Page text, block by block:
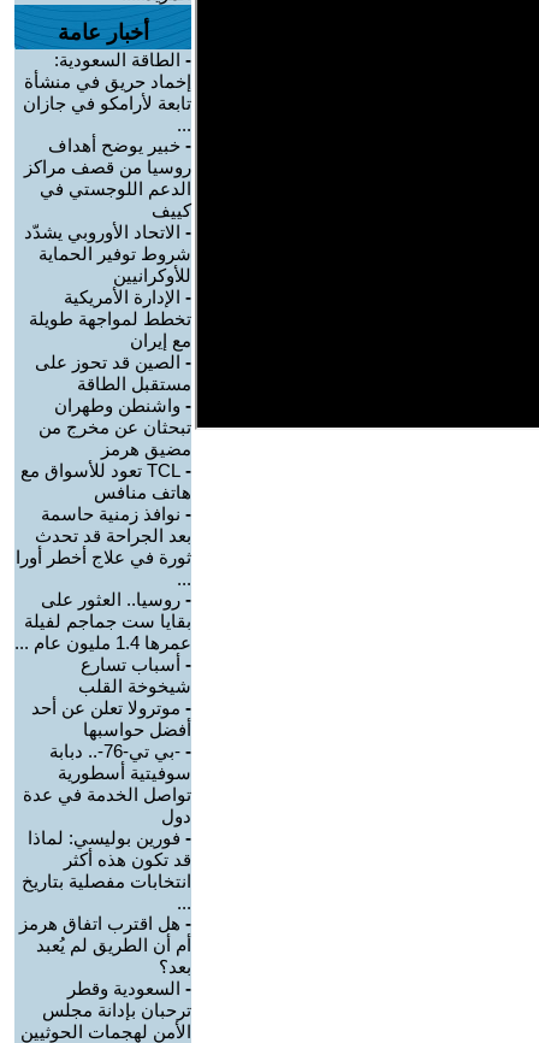
أخبار عامة
- الطاقة السعودية:
إخماد حريق في منشأة
تابعة لأرامكو في جازان
...
- خبير يوضح أهداف
روسيا من قصف مراكز
الدعم اللوجستي في
كييف
- الاتحاد الأوروبي يشدّد
شروط توفير الحماية
للأوكرانيين
- الإدارة الأمريكية
تخطط لمواجهة طويلة
مع إيران
- الصين قد تحوز على
مستقبل الطاقة
- واشنطن وطهران
تبحثان عن مخرج من
مضيق هرمز
-
TCL تعود للأسواق مع
هاتف منافس
- نوافذ زمنية حاسمة
بعد الجراحة قد تحدث
ثورة في علاج أخطر أورا
...
- روسيا.. العثور على
بقايا ست جماجم لفيلة
عمرها 1.4 مليون عام ...
- أسباب تسارع
شيخوخة القلب
- موترولا تعلن عن أحد
أفضل حواسبها
-
-بي تي-76-.. دبابة
سوفيتية أسطورية
تواصل الخدمة في عدة
دول
- فورين بوليسي: لماذا
قد تكون هذه أكثر
انتخابات مفصلية بتاريخ
...
- هل اقترب اتفاق هرمز
أم أن الطريق لم يُعبد
بعد؟
- السعودية وقطر
ترحبان بإدانة مجلس
الأمن لهجمات الحوثيين